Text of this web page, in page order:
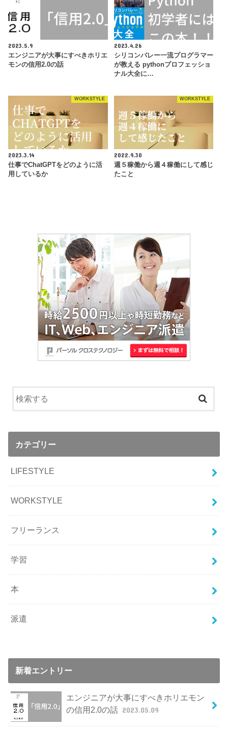
2023.5.9
エンジニアが大事にすべきホリエ
モンの信用2.0の話
2023.4.26
シリコンバレー一流プログラマー
が教える pythonプロフェッショ
ナル大全に…
WORKSTYLE
2023.3.14
仕事でChatGPTをどのように活
用しているか
WORKSTYLE
2022.9.30
週５稼働から週４稼働にして感じ
たこと
カテゴリー
LIFESTYLE
WORKSTYLE
フリーランス
学習
本
派遣
新着エントリー
エンジニアが大事にすべきホリエモン
の信用2.0の話 2023.05.09